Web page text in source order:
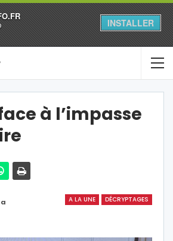
INSTALLER
à l’impasse
A LA UNE DÉCRYPTAGES